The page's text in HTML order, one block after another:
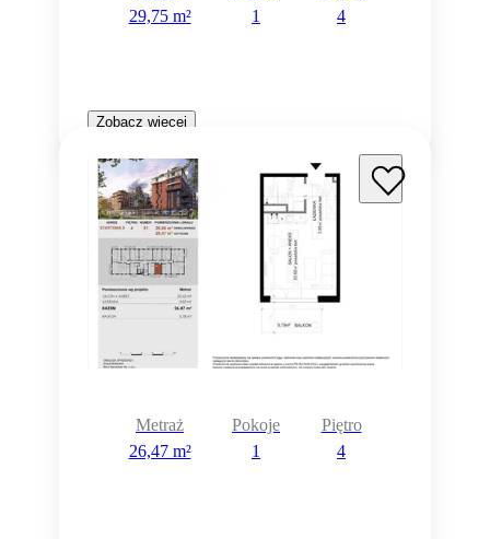
29,75 m²
1
4
Zobacz więcej
Metraż
26,47 m²
Pokoje
1
Piętro
4